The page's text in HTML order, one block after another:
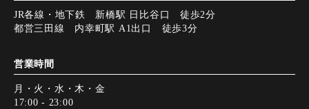
JR各線・地下鉄 新橋駅 日比谷口 徒歩2分
都営三田線 内幸町駅 A1出口 徒歩3分
営業時間
月・火・水・木・金
17:00 - 23:00